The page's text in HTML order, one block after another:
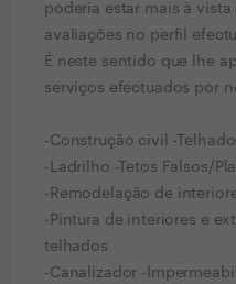
poderia estar mais à vista
avaliações no perfil
É neste sentido que lhe
serviços efectuados por
-Construção civil -
-Ladrilho -Tetos Falsos/
-Remodelação de
-Pintura de interiores e
telhados
-Canalizador -